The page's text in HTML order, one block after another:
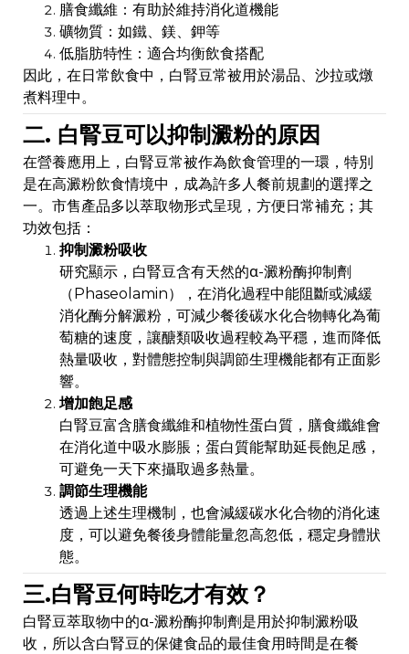
膳食纖維：有助於維持消化道機能
礦物質：如鐵、鎂、鉀等
低脂肪特性：適合均衡飲食搭配
因此，在日常飲食中，白腎豆常被用於湯品、沙拉或燉
煮料理中。
二. 白腎豆可以抑制澱粉的原因
在營養應用上，白腎豆常被作為飲食管理的一環，特別
是在高澱粉飲食情境中，成為許多人餐前規劃的選擇之
一。市售產品多以萃取物形式呈現，方便日常補充；其
功效包括：
抑制澱粉吸收
研究顯示，白腎豆含有天然的α-澱粉酶抑制劑
（Phaseolamin），在消化過程中能阻斷或減緩
消化酶分解澱粉，可減少餐後碳水化合物轉化為葡
萄糖的速度，讓醣類吸收過程較為平穩，進而降低
熱量吸收，對體態控制與調節生理機能都有正面影
響。
增加飽足感
白腎豆富含膳食纖維和植物性蛋白質，膳食纖維會
在消化道中吸水膨脹；蛋白質能幫助延長飽足感，
可避免一天下來攝取過多熱量。
調節生理機能
透過上述生理機制，也會減緩碳水化合物的消化速
度，可以避免餐後身體能量忽高忽低，穩定身體狀
態。
三.白腎豆何時吃才有效？
白腎豆萃取物中的α-澱粉酶抑制劑是用於抑制澱粉吸
收，所以含白腎豆的保健食品的最佳食用時間是在餐